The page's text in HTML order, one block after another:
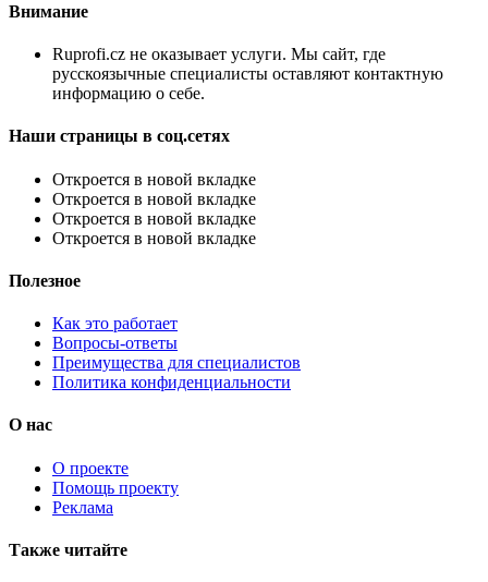
Внимание
Ruprofi.cz не оказывает услуги. Мы сайт, где
русскоязычные специалисты оставляют контактную
информацию о себе.
Наши страницы в соц.сетях
Откроется в новой вкладке
Откроется в новой вкладке
Откроется в новой вкладке
Откроется в новой вкладке
Полезное
Как это работает
Вопросы-ответы
Преимущества для специалистов
Политика конфиденциальности
О нас
О проекте
Помощь проекту
Реклама
Также читайте